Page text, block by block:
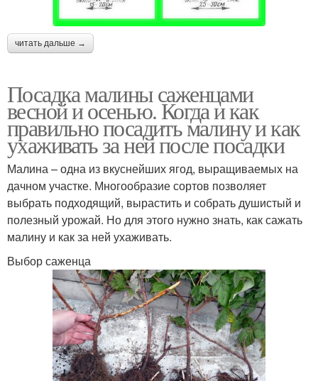
читать дальше →
Посадка малины саженцами
весной и осенью. Когда и как
правильно посадить малину и как
ухаживать за ней после посадки
Малина – одна из вкуснейших ягод, выращиваемых на
дачном участке. Многообразие сортов позволяет
выбрать подходящий, вырастить и собрать душистый и
полезный урожай. Но для этого нужно знать, как сажать
малину и как за ней ухаживать.
Выбор саженца